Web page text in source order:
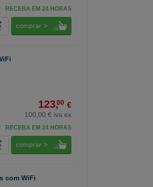
RECEBA EM 24 HORAS
comprar >
123,00 €
100,00 € iva ex
RECEBA EM 24 HORAS
comprar >
com WiFi